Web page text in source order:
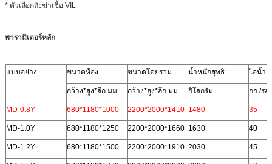
* ตัวเลือกถังฆ่าเชื้อ VIL
พารามิเตอร์หลัก
แบบอย่าง ขนาดห้อง ขนาดโดยรวม น้ำหนักสุทธิ ไอน้ำ
กว้าง*สูง*ลึก มม กว้าง*สูง*ลึก มม กิโลกรัม กก./รอ
MD-0.8Y 680*1180*1000 2200*2000*1410 1480 35
MD-1.0Y 680*1180*1250 2200*2000*1660 1630 40
MD-1.2Y 680*1180*1500 2200*2000*1910 2030 45